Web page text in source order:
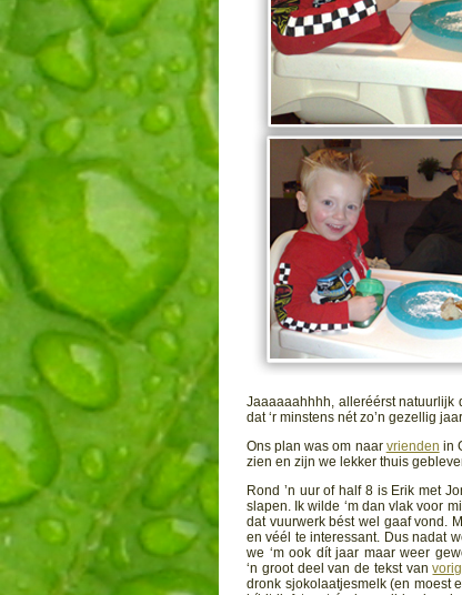
Jaaaaaahhhh, alleréérst natuurlijk
dat ‘r minstens nét zo’n gezellig
Ons plan was om naar vrienden in
zien en zijn we lekker thuis
Rond ’n uur of half 8 is Erik met
slapen. Ik wilde ‘m dan vlak voor
dat vuurwerk bést wel gaaf vond.
en véél te interessant. Dus nadat
we ‘m ook dít jaar maar weer
‘n groot deel van de tekst van
dronk sjokolaatjesmelk (en moest